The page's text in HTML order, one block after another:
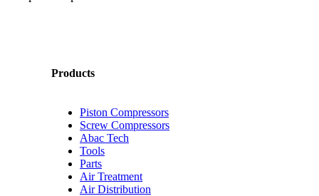
Products
Piston Compressors
Screw Compressors
Abac Tech
Tools
Parts
Air Treatment
Air Distribution